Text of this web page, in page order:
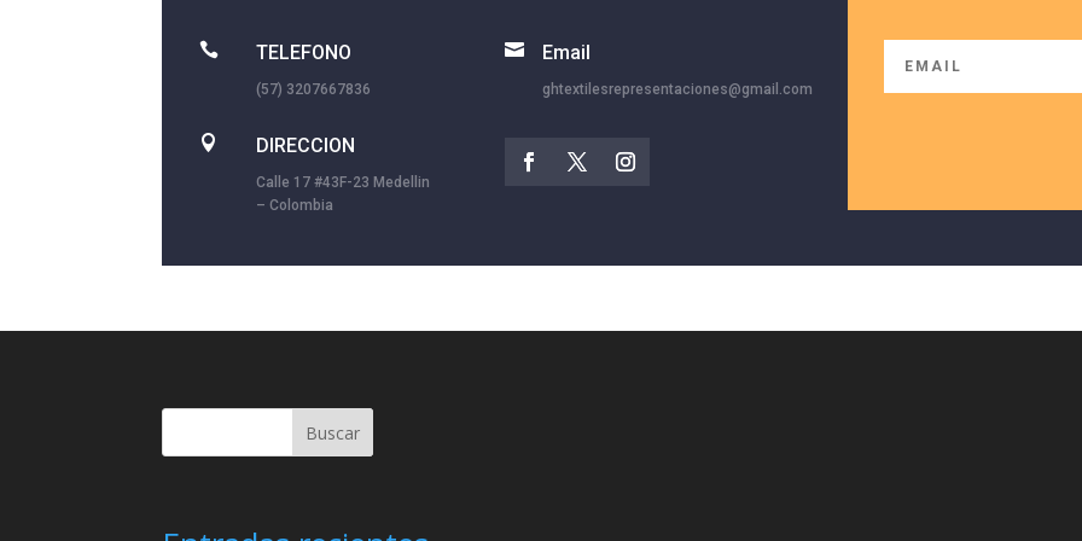
 TELEFONO
(57) 3207667836
 DIRECCION
Calle 17 #43F-23 Medellin
– Colombia
 Email
ghtextilesrepresentaciones@gmail.com
Buscar